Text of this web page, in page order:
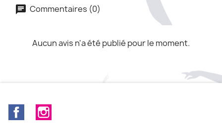
Commentaires (0)
Aucun avis n'a été publié pour le moment.
Facebook